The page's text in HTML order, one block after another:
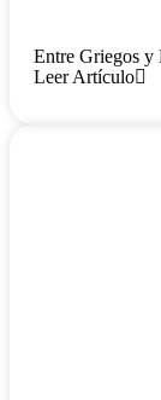
Entre Griegos y
Leer Artículo